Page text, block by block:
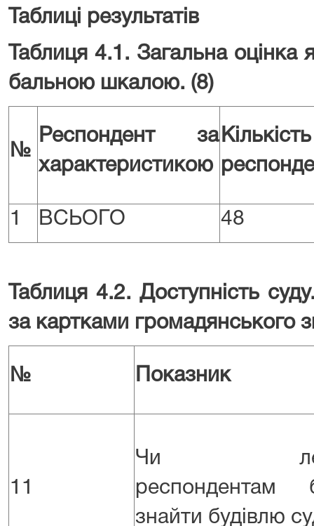
Таблиці результатів
Таблиця 4.1. Загальна оцінка
бальною шкалою. (8)
№
Респондент за
характеристикою
Кількість
1 ВСЬОГО 48
Таблиця 4.2. Доступність
за картками громадянського
№ Показник
11
Чи
респондентам
знайти будівлю